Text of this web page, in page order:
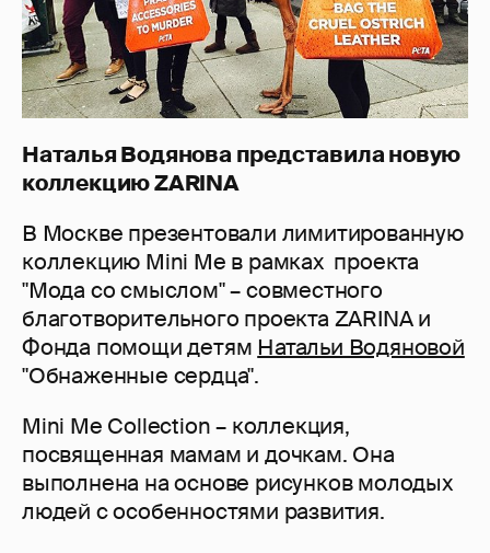
Наталья Водянова представила новую
коллекцию ZARINA
В Москве презентовали лимитированную
коллекцию Mini Mе в рамках проекта
"Мода со смыслом" – совместного
благотворительного проекта ZARINA и
Фонда помощи детям Натальи Водяновой
"Обнаженные сердца".
Mini Me Collection – коллекция,
посвященная мамам и дочкам. Она
выполнена на основе рисунков молодых
людей с особенностями развития.